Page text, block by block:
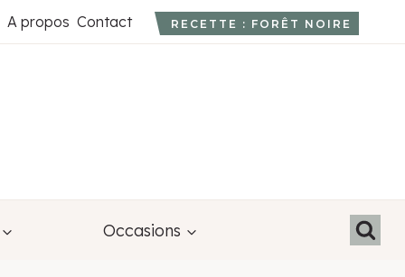
A propos Contact RECETTE : FORÊT NOIRE
Occasions